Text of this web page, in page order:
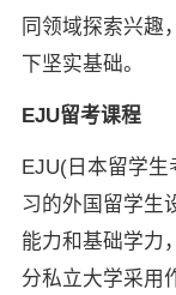
同领域探索兴趣
下坚实基础。
EJU留考课程
EJU(日本留学
习的外国留学生
能力和基础学力
分私立大学采用